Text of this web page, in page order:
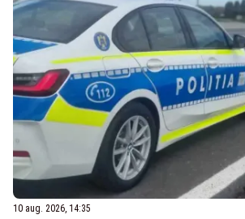
10 aug. 2026, 14:35